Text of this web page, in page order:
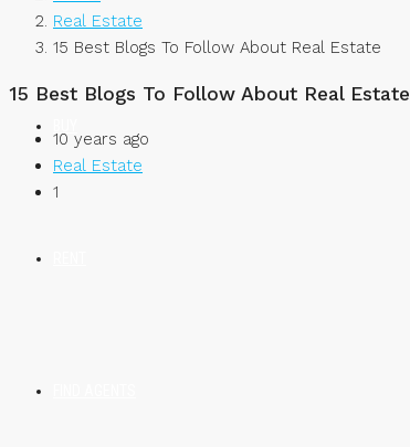
Real Estate
15 Best Blogs To Follow About Real Estate
15 Best Blogs To Follow About Real Estate
10 years ago
Real Estate
1